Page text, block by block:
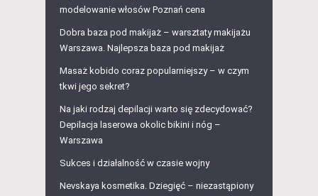
modelowanie włosów Poznań cena
Dobra baza pod makijaż – warsztaty makijażu
Warszawa. Najlepsza baza pod makijaż
Masaż kobido coraz popularniejszy – w czym
tkwi jego sekret?
Na jaki rodzaj depilacji warto się zdecydować?
Depilacja laserowa okolic bikini i nóg –
Warszawa
Sukces i działalność w czasie wojny
Nevskaya kosmetika. Dziegięć – niezastąpiony